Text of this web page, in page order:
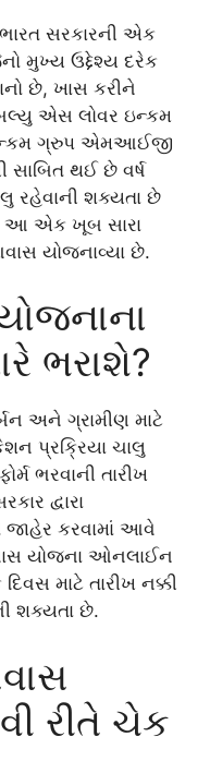
સરકારની એક
મુખ્ય ઉદ્દેશ્ય દરેક
છે, ખાસ કરીને
એસ લોવર ઇન્કમ
ગ્રુપ એમઆઈજી
થઈ છે વર્ષ
રહેવાની શક્યતા છે
આ એક ખૂબ સારા
યોજનાવ્યા છે.
ભરાશે?
અને ગ્રામીણ માટે
પ્રક્રિયા ચાલુ
ભરવાની તારીખ
દ્વારા
જાહેર કરવામાં આવે
યોજના ઓનલાઈન
માટે તારીખ નક્કી
શક્યતા છે.
રીતે ચેક